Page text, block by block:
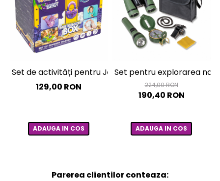
Set de activități pentru Joacă Senzorială – cutie
129,00 RON
ADAUGA IN COS
Set pentru explorarea
224,00 RON
190,40 RON
ADAUGA IN COS
Parerea clientilor conteaza: